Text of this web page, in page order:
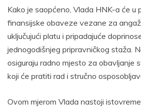
Kako je saopćeno, Vlada HNK-a će u
finansijske obaveze vezane za
uključujući platu i pripadajuće
jednogodišnjeg pripravničkog staža.
osiguraju radno mjesto za obavljanje
koji će pratiti rad i stručno
Ovom mjerom Vlada nastoji